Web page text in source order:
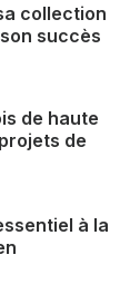
collection
succès
de haute
de
à la